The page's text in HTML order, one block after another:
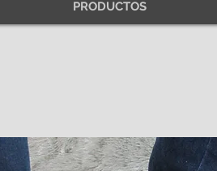
PRODUCTOS